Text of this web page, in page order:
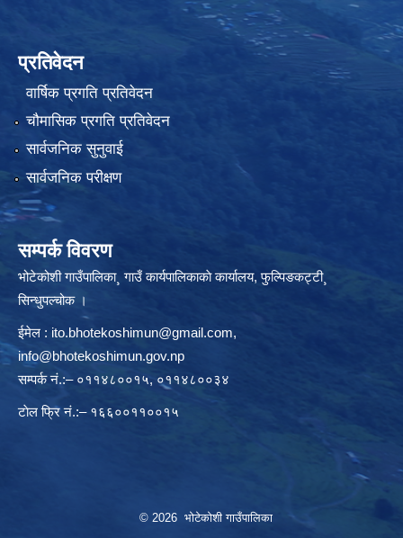
प्रतिवेदन
वार्षिक प्रगति प्रतिवेदन
चौमासिक प्रगति प्रतिवेदन
सार्वजनिक सुनुवाई
सार्वजनिक परीक्षण
सम्पर्क विवरण
भोटेकोशी गाउँपालिका¸ गाउँ कार्यपालिकाकाे कार्यालय, फुल्पिङकट्टी¸
सिन्धुपल्चोक ।
ईमेल : ito.bhotekoshimun@gmail.com,
info@bhotekoshimun.gov.np
सम्पर्क नं.:– ०११४८००१५, ०११४८००३४
टाेल फ्रि नं.:– १६६००११००१५
© 2026 भोटेकोशी गाउँपालिका